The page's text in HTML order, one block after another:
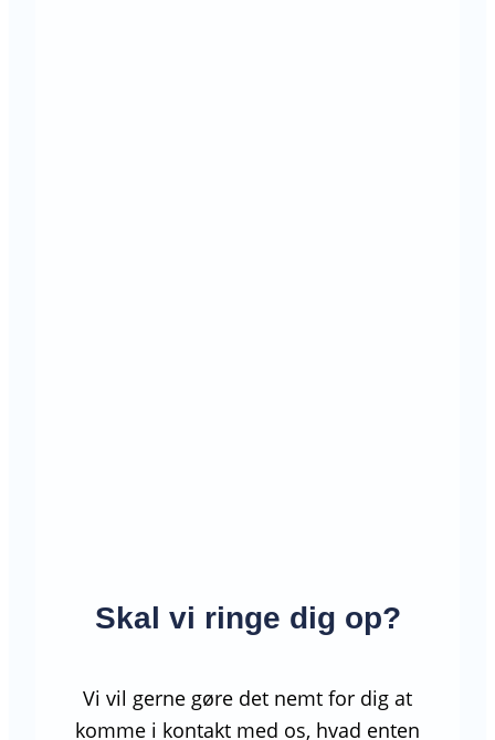
Skal vi ringe dig op?
Vi vil gerne gøre det nemt for dig at
komme i kontakt med os, hvad enten